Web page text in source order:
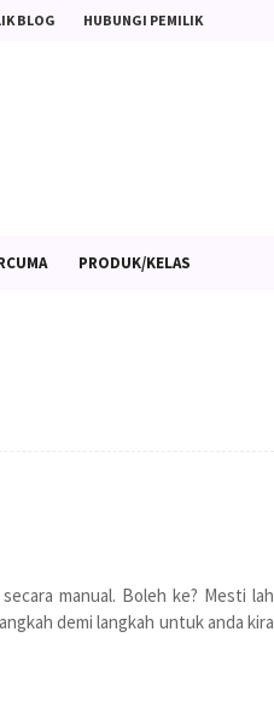
BLOG HUBUNGI PEMILIK
PRODUK/KELAS
manual. Boleh ke? Mesti lah
demi langkah untuk anda kira